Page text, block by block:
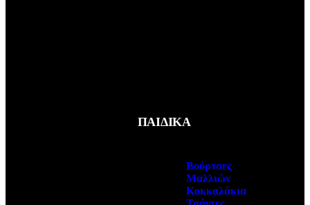
ΠΑΙΔΙΚΑ
Βούρτσες
Μαλλιών
Κοκκαλάκια